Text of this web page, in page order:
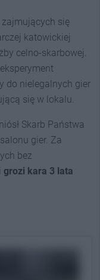
się
katowickiej
celno-skarbowej.
do nielegalnych gier
się w lokalu.
Skarb Państwa
gier. Za
bez
grozi kara 3 lata